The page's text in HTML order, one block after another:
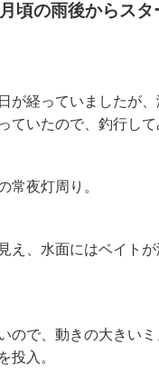
頃の雨後からス
が経っていましたが
ていたので、釣行して
常夜灯周り。
え、水面にはベイトが
ので、動きの大きい
投入。